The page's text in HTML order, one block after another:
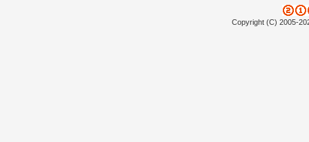
Copyright (C) 2005-